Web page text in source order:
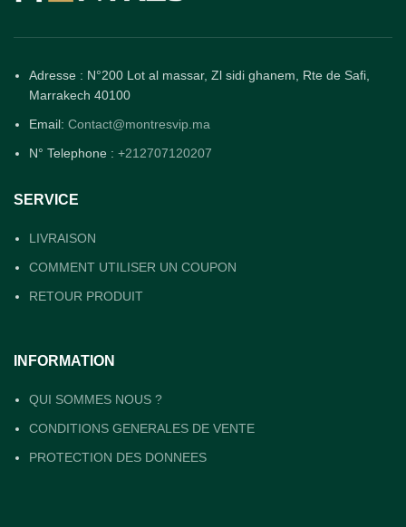
Adresse : N°200 Lot al massar, Zl sidi ghanem, Rte de Safi,
Marrakech 40100
Email: Contact@montresvip.ma
N° Telephone : +212707120207
SERVICE
LIVRAISON
COMMENT UTILISER UN COUPON
RETOUR PRODUIT
INFORMATION
QUI SOMMES NOUS ?
CONDITIONS GENERALES DE VENTE
PROTECTION DES DONNEES